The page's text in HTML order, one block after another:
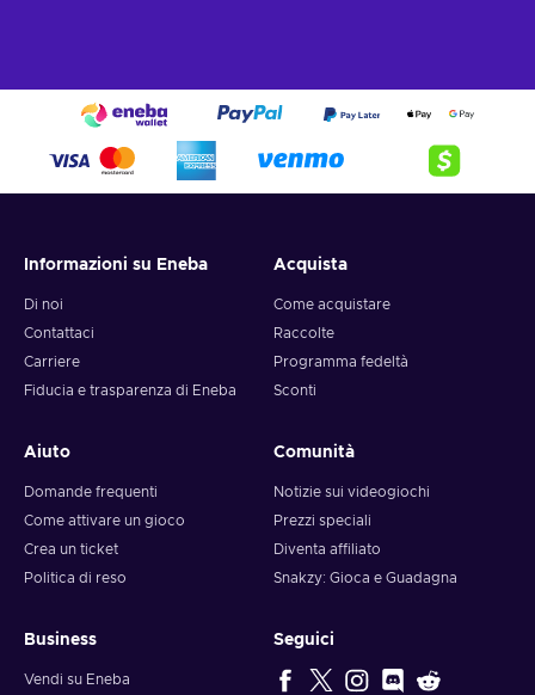
Informazioni su Eneba
Di noi
Contattaci
Carriere
Fiducia e trasparenza di Eneba
Acquista
Come acquistare
Raccolte
Programma fedeltà
Sconti
Aiuto
Domande frequenti
Come attivare un gioco
Crea un ticket
Politica di reso
Comunità
Notizie sui videogiochi
Prezzi speciali
Diventa affiliato
Snakzy: Gioca e Guadagna
Business
Vendi su Eneba
Seguici